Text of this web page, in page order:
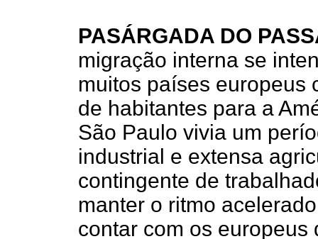
PASÁRGADA DO
migração interna se
muitos países europeus
de habitantes para a
São Paulo vivia um
industrial e extensa
contingente de
manter o ritmo
contar com os